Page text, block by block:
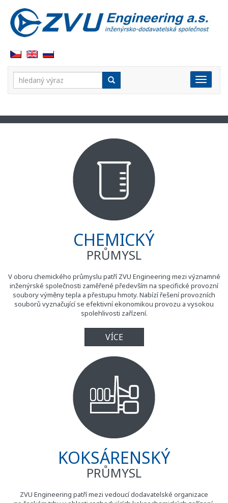
Vyhledávání:
CHEMICKÝ
PRŮMYSL
V oboru chemického průmyslu patří ZVU Engineering mezi významné
inženýrské společnosti zaměřené především na specifické provozní
soubory výměny tepla a přestupu hmoty. Nabízí řešení provozních
souborů vyznačující se efektivní ekonomikou provozu a vysokou
spolehlivosti zařízení.
VÍCE
KOKSÁRENSKÝ
PRŮMYSL
ZVU Engineering patří mezi vedoucí dodavatelské organizace